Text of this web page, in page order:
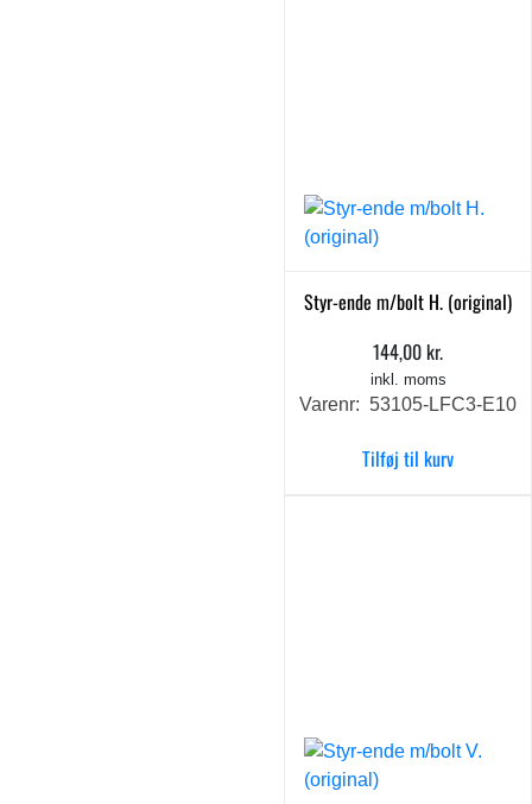
Styr-ende m/bolt H. (original)
144,00kr.
inkl. moms
Varenr: 53105-LFC3-E10
Tilføj til kurv